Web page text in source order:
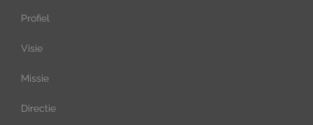
Profiel
Visie
Missie
Directie